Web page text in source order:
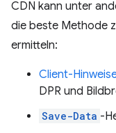
CDN kann unter
die beste Methode
ermitteln:
Client-
DPR und
Save-Data -